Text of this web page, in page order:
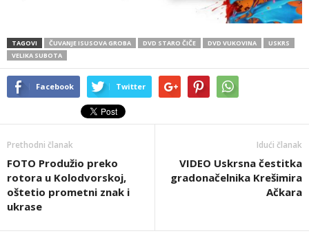
TAGOVI ČUVANJE ISUSOVA GROBA DVD STARO ČIČE DVD VUKOVINA
USKRS
VELIKA SUBOTA
Facebook Twitter
Prethodni članak
FOTO Produžio preko
rotora u Kolodvorskoj,
oštetio prometni znak i
ukrase
Idući članak
VIDEO Uskrsna čestitka
gradonačelnika Krešimira
Ačkara